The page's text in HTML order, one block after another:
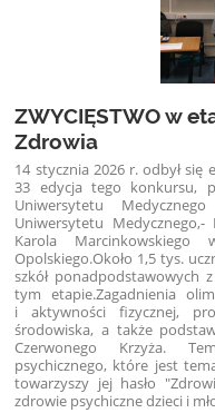
ZWYCIĘSTWO w
Zdrowia
14 stycznia 2026 r. odbył
33 edycja tego konkursu,
Uniwersytetu
Uniwersytetu
Karola Marcinkowskiego
Opolskiego.Około 1,5 tys.
szkół ponadpodstawowych
tym etapie.Zagadnienia
i aktywności fizycznej,
środowiska, a także
Czerwonego Krzyża.
psychicznego, które jest
towarzyszy jej hasło
zdrowie psychiczne dzieci i